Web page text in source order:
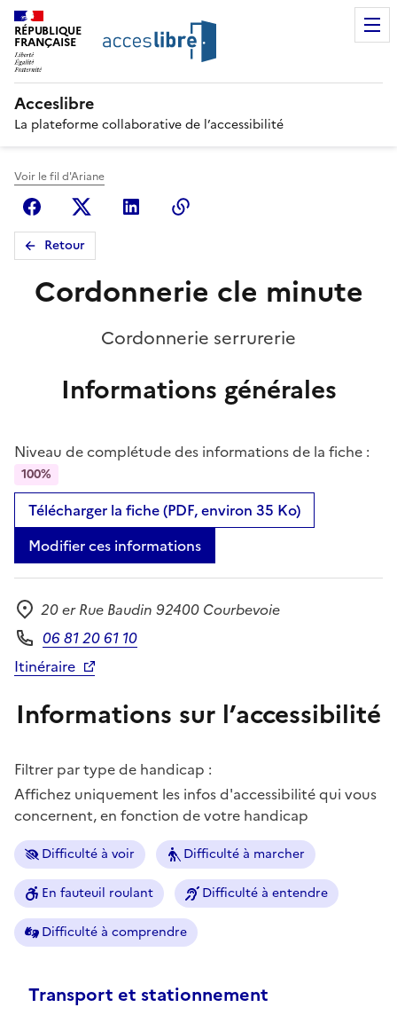
RÉPUBLIQUE
FRANÇAISE
Acceslibre
La plateforme collaborative de l’accessibilité
Voir le fil d'Ariane
FacebookX (anciennement Twitter)
Linkedin
Retour
Cordonnerie cle minute
Cordonnerie serrurerie
Informations générales
Niveau de complétude des informations de la fiche :
100%
Télécharger la fiche (PDF, environ 35 Ko)
Modifier ces informations
Adresse
20 er Rue Baudin 92400 Courbevoie
Téléphone
06 81 20 61 10
Itinéraire
Informations sur l’accessibilité
Filtrer par type de handicap :
Affichez uniquement les infos d'accessibilité qui vous
concernent, en fonction de votre handicap
Difficulté à voir Difficulté à marcher
En fauteuil roulant Difficulté à entendre
Difficulté à comprendre
Transport et stationnement